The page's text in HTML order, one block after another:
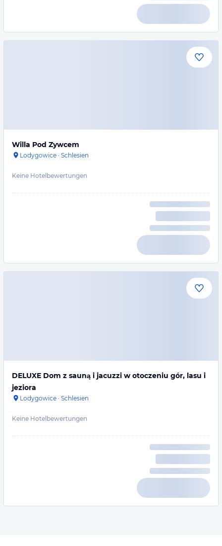
Willa Pod Zywcem
Lodygowice · Schlesien
Keine Hotelbewertungen
DELUXE Dom z sauną i jacuzzi w otoczeniu gór, lasu i
jeziora
Lodygowice · Schlesien
Keine Hotelbewertungen